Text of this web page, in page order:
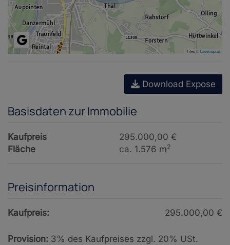
Tiles ©basemap.at
Download Expose
Basisdaten zur Immobilie
Kaufpreis
295.000,00 €
Fläche
ca. 1.576 m2
Preisinformation
Kaufpreis: 295.000,00 €
Provision: 3% des Kaufpreises zzgl. 20% USt.